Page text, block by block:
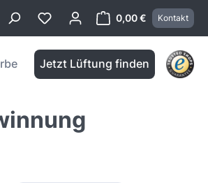
0,00 €
Warenkorb
Kontakt
Jetzt Lüftung finden